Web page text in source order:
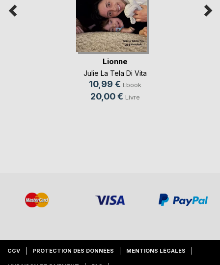
Lionne
Julie La Tela Di Vita
10,99 € Ebook
20,00 € Livre
CGV PROTECTION DES DONNÉES MENTIONS LÉGALES